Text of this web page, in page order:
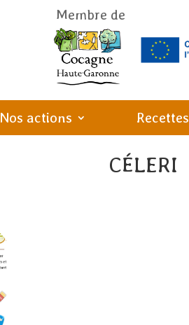
Membre de
Nos actions Recettes
CÉLERI